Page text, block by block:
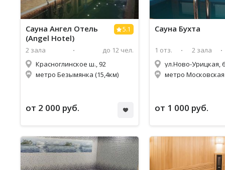
5.1
Сауна Ангел Отель
(Angel Hotel)
2 зала
до 12 чел.
Красноглинское ш., 92
метро Безымянка (15,4км)
от 2 000 руб.
Сауна Бухта
1 отз.
2 зала
ул.Ново-Урицкая, 6
метро Московская
от 1 000 руб.